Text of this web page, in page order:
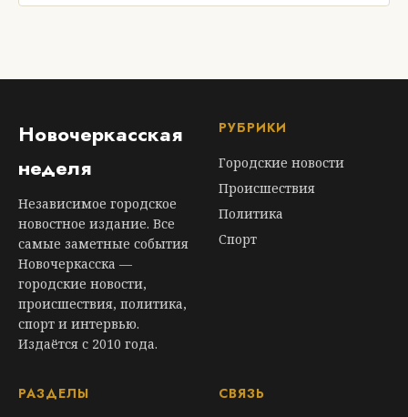
Новочеркасская
неделя
Независимое городское
новостное издание. Все
самые заметные события
Новочеркасска —
городские новости,
происшествия, политика,
спорт и интервью.
Издаётся с 2010 года.
РУБРИКИ
Городские новости
Происшествия
Политика
Спорт
РАЗДЕЛЫ СВЯЗЬ